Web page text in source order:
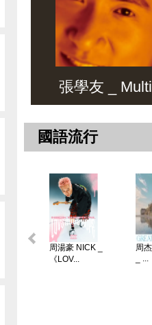
張學友 _
國語流行
周湯豪 NICK _
《LOV...
周
_ ...